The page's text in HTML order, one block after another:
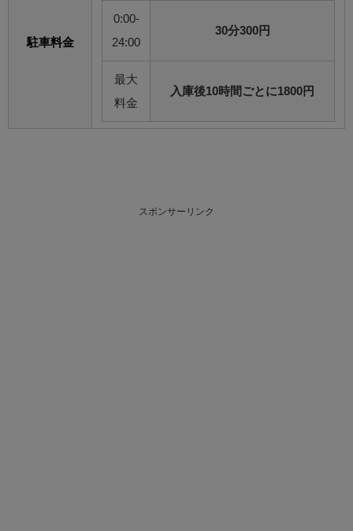
駐車料金
0:00-
24:00
30分300円
最大
料金
入庫後10時間ごとに1800円
スポンサーリンク